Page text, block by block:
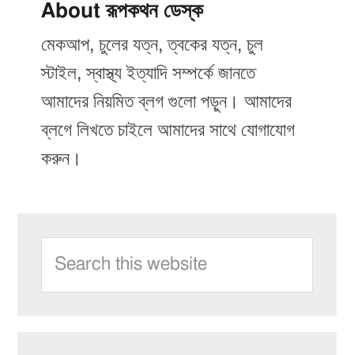
Aboutরূপকথন ডেস্ক
মেকআপ, চুলের যত্ন, ত্বকের যত্ন, চুল
স্টাইল, স্বাস্থ্য ইত্যাদি সম্পৰ্কে জানতে
আমাদের নিয়মিত ব্লগ গুলো পড়ুন। আমাদের
ব্লগে লিখতে চাইলে আমাদের সাথে যোগাযোগ
করুন।
Sidebar
this
website